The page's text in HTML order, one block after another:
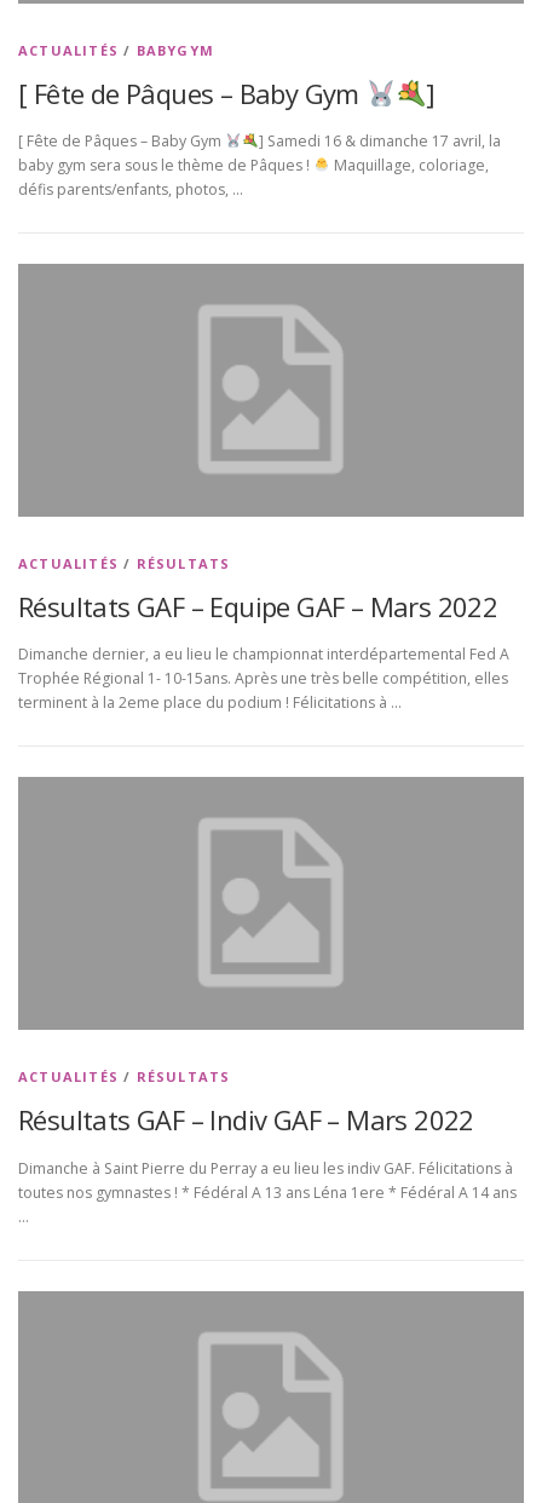
ACTUALITÉS / BABYGYM
[ Fête de Pâques – Baby Gym ]
[ Fête de Pâques – Baby Gym
] Samedi 16 & dimanche 17 avril, la
baby gym sera sous le thème de Pâques !
Maquillage, coloriage,
défis parents/enfants, photos, …
ACTUALITÉS / RÉSULTATS
Résultats GAF – Equipe GAF – Mars 2022
Dimanche dernier, a eu lieu le championnat interdépartemental Fed A
Trophée Régional 1- 10-15ans. Après une très belle compétition, elles
terminent à la 2eme place du podium ! Félicitations à …
ACTUALITÉS / RÉSULTATS
Résultats GAF – Indiv GAF – Mars 2022
Dimanche à Saint Pierre du Perray a eu lieu les indiv GAF. Félicitations à
toutes nos gymnastes ! * Fédéral A 13 ans Léna 1ere * Fédéral A 14 ans
…